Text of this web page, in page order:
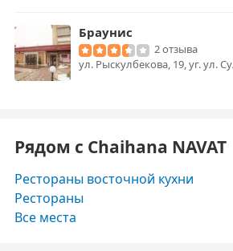
Браунис
2 отзыва
ул. Рыскулбекова, 19, уг. ул.
Рядом с Chaihana NAVAT
Рестораны восточной кухни
Рестораны
Все места